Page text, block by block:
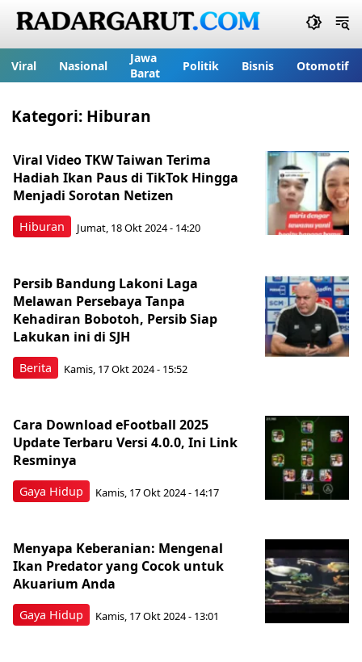
Viral Nasional
Jawa
Barat
Politik Bisnis Otomotif
Kategori: Hiburan
Hiburan
Viral Video TKW Taiwan Terima
Hadiah Ikan Paus di TikTok Hingga
Menjadi Sorotan Netizen
Jumat, 18 Okt 2024 - 14:20
Berita
Persib Bandung Lakoni Laga
Melawan Persebaya Tanpa
Kehadiran Bobotoh, Persib Siap
Lakukan ini di SJH
Kamis, 17 Okt 2024 - 15:52
Gaya Hidup
Cara Download eFootball 2025
Update Terbaru Versi 4.0.0, Ini Link
Resminya
Kamis, 17 Okt 2024 - 14:17
Gaya Hidup
Menyapa Keberanian: Mengenal
Ikan Predator yang Cocok untuk
Akuarium Anda
Kamis, 17 Okt 2024 - 13:01